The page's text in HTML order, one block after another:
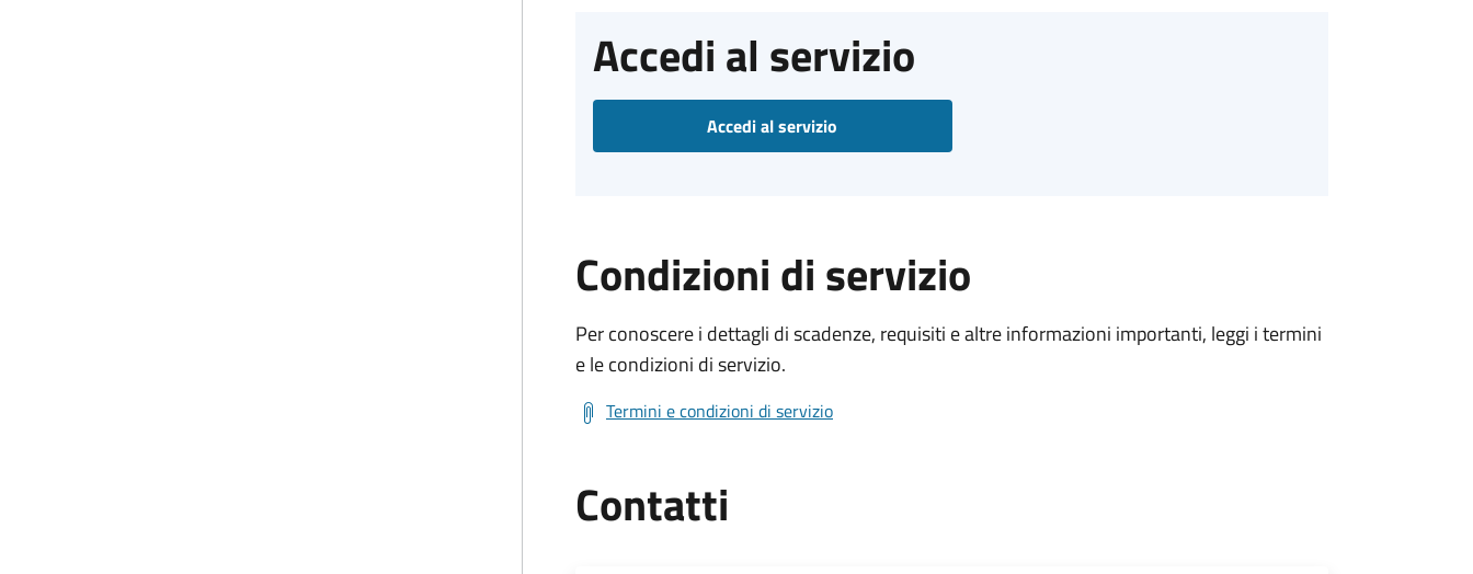
Accedi al servizio
Accedi al servizio
Condizioni di servizio
Per conoscere i dettagli di scadenze, requisiti e altre informazioni importanti, leggi i termini
e le condizioni di servizio.
Termini e condizioni di servizio
Contatti